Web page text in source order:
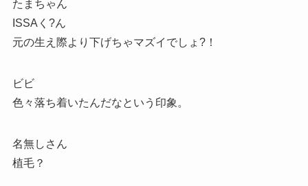
たまちゃん
ISSAく?ん
元の生え際より下げちゃマズイでしょ?！
ビビ
色々落ち着いたんだなという印象。
名無しさん
植毛？